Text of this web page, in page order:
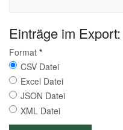
Einträge im
Format *
CSV Datei
Excel Datei
JSON Datei
XML Datei